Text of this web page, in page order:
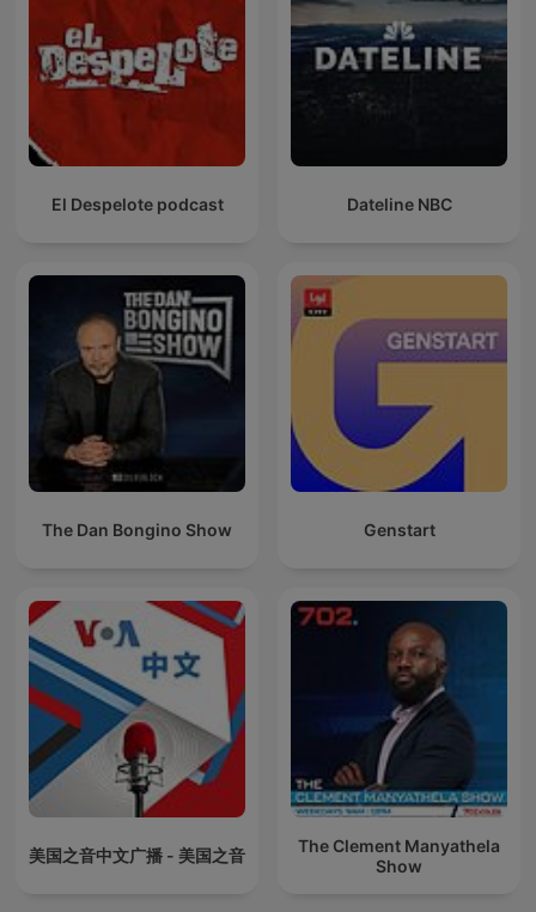
El Despelote podcast Dateline NBC
The Dan Bongino Show Genstart
美国之音中文广播 - 美国之音
The Clement Manyathela
Show